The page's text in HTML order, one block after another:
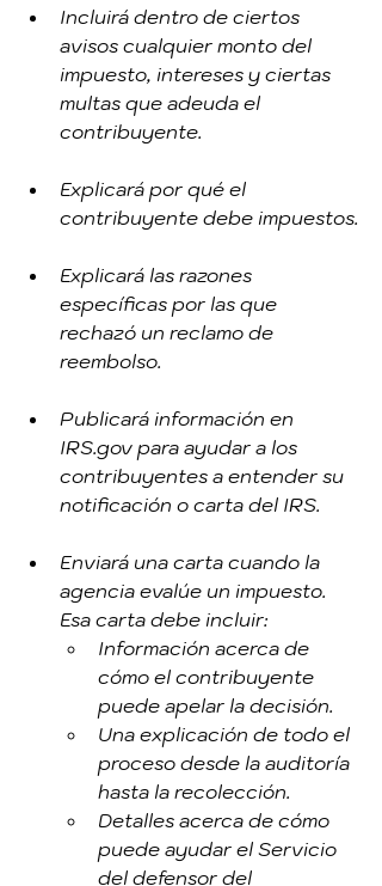
Incluirá dentro de ciertos
avisos cualquier monto del
impuesto, intereses y ciertas
multas que adeuda el
contribuyente.
Explicará por qué el
contribuyente debe impuestos.
Explicará las razones
específicas por las que
rechazó un reclamo de
reembolso.
Publicará información en
IRS.gov para ayudar a los
contribuyentes a entender su
notificación o carta del IRS.
Enviará una carta cuando la
agencia evalúe un impuesto.
Esa carta debe incluir:
Información acerca de
cómo el contribuyente
puede apelar la decisión.
Una explicación de todo el
proceso desde la auditoría
hasta la recolección.
Detalles acerca de cómo
puede ayudar el Servicio
del defensor del